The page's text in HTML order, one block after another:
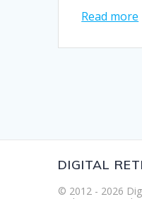
Read more
DIGITAL
© 2012 - 2026